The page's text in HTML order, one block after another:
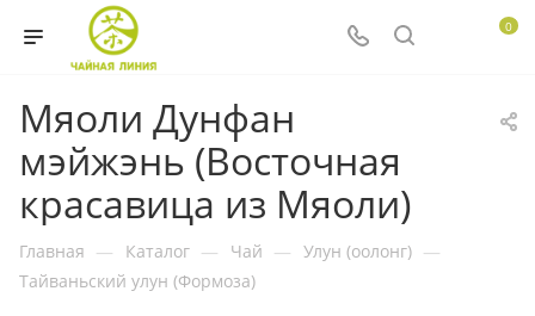
0
Мяоли Дунфан
мэйжэнь (Восточная
красавица из Мяоли)
Главная — Каталог — Чай — Улун (оолонг) —
Тайваньский улун (Формоза)